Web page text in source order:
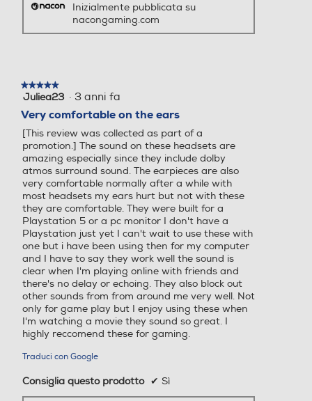
Inizialmente pubblicata su
nacongaming.com
★★★★★
★★★★★
5
5
stelle.
Juliea23 · 3 anni fa
Very comfortable on the ears
[This review was collected as part of a
promotion.] The sound on these headsets are
amazing especially since they include dolby
atmos surround sound. The earpieces are also
very comfortable normally after a while with
most headsets my ears hurt but not with these
they are comfortable. They were built for a
Playstation 5 or a pc monitor I don't have a
Playstation just yet I can't wait to use these with
one but i have been using then for my computer
and I have to say they work well the sound is
clear when I'm playing online with friends and
there's no delay or echoing. They also block out
other sounds from from around me very well. Not
only for game play but I enjoy using these when
I'm watching a movie they sound so great. I
highly reccomend these for gaming.
Traduci con Google
Consiglia questo prodotto ✔ Sì